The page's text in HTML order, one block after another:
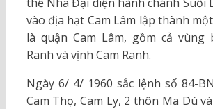
vào địa hạt Cam Lâm lập thành
là quận Cam Lâm, gồm cả vùng
Ranh và vịnh Cam Ranh.
Ngày 6/ 4/ 1960 sắc lệnh số 84-
Cam Thọ, Cam Ly, 2 thôn Ma Dú